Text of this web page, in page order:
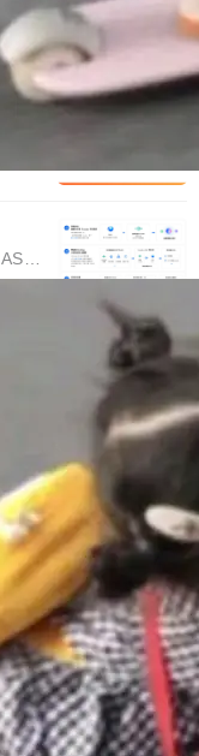
Linu
史的
、业
个文
统的
能
义
在
一
活腾
核心
司AI
构
迁
移
录
圈
无
但
暗面
、M
显
队
上发
显
的
过
给
吴语
开
的
ICP备2025119063号